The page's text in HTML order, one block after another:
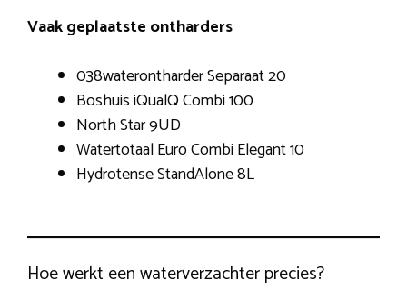
Vaak geplaatste ontharders
038waterontharder Separaat 20
Boshuis iQualQ Combi 100
North Star 9UD
Watertotaal Euro Combi Elegant 10
Hydrotense StandAlone 8L
Hoe werkt een waterverzachter precies?